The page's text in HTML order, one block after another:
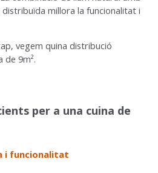
distribuïda millora la funcionalitat i
vegem quina distribució
de 9m².
per a una cuina de
i funcionalitat